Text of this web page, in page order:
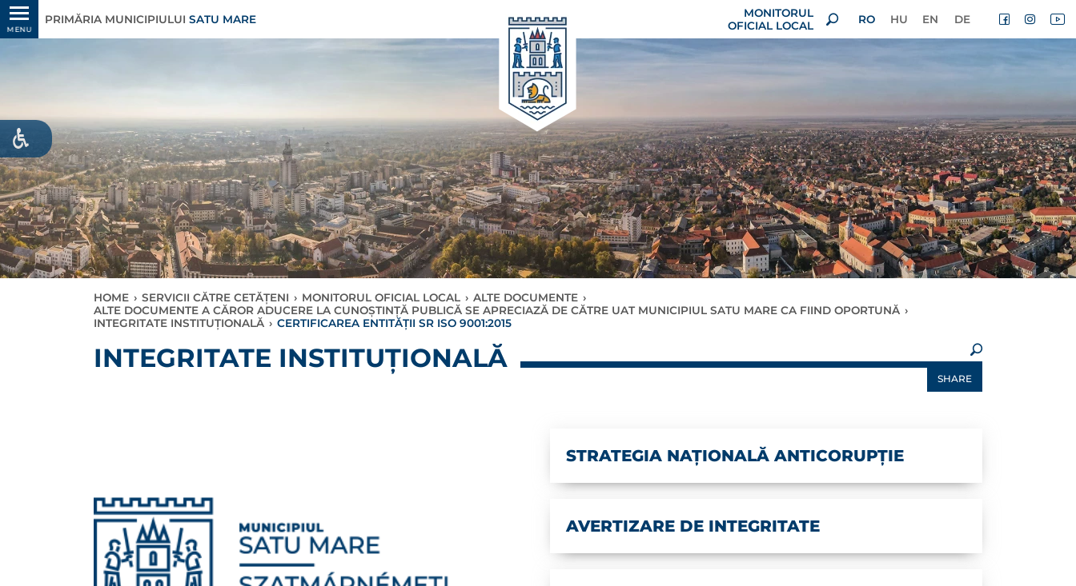
MENU
PRIMĂRIA MUNICIPIULUI SATU MARE
MONITORUL
OFICIAL LOCAL
RO HU EN DE
HOME › SERVICII CĂTRE CETĂȚENI › MONITORUL OFICIAL LOCAL › ALTE DOCUMENTE ›
ALTE DOCUMENTE A CĂROR ADUCERE LA CUNOȘTINȚĂ PUBLICĂ SE APRECIAZĂ DE CĂTRE UAT MUNICIPIUL SATU MARE CA FIIND OPORTUNĂ ›
INTEGRITATE INSTITUȚIONALĂ › CERTIFICAREA ENTITĂȚII SR ISO 9001:2015
INTEGRITATE INSTITUȚIONALĂ
SHARE
STRATEGIA NAȚIONALĂ ANTICORUPȚIE
AVERTIZARE DE INTEGRITATE